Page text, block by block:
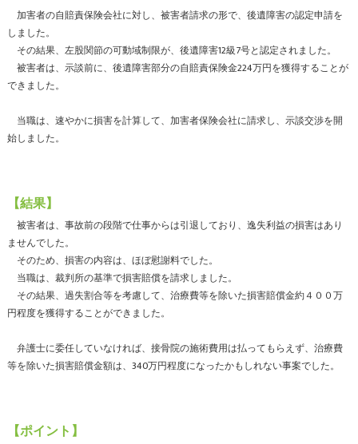
加害者の自賠責保険会社に対し、被害者請求の形で、後遺障害の認定申請を
しました。
その結果、左股関節の可動域制限が、後遺障害12級7号と認定されました。
被害者は、示談前に、後遺障害部分の自賠責保険金224万円を獲得することが
できました。
当職は、速やかに損害を計算して、加害者保険会社に請求し、示談交渉を開
始しました。
【結果】
被害者は、事故前の段階で仕事からは引退しており、逸失利益の損害はあり
ませんでした。
そのため、損害の内容は、ほぼ慰謝料でした。
当職は、裁判所の基準で損害賠償を請求しました。
その結果、過失割合等を考慮して、治療費等を除いた損害賠償金約４００万
円程度を獲得することができました。
弁護士に委任していなければ、接骨院の施術費用は払ってもらえず、治療費
等を除いた損害賠償金額は、340万円程度になったかもしれない事案でした。
【ポイント】